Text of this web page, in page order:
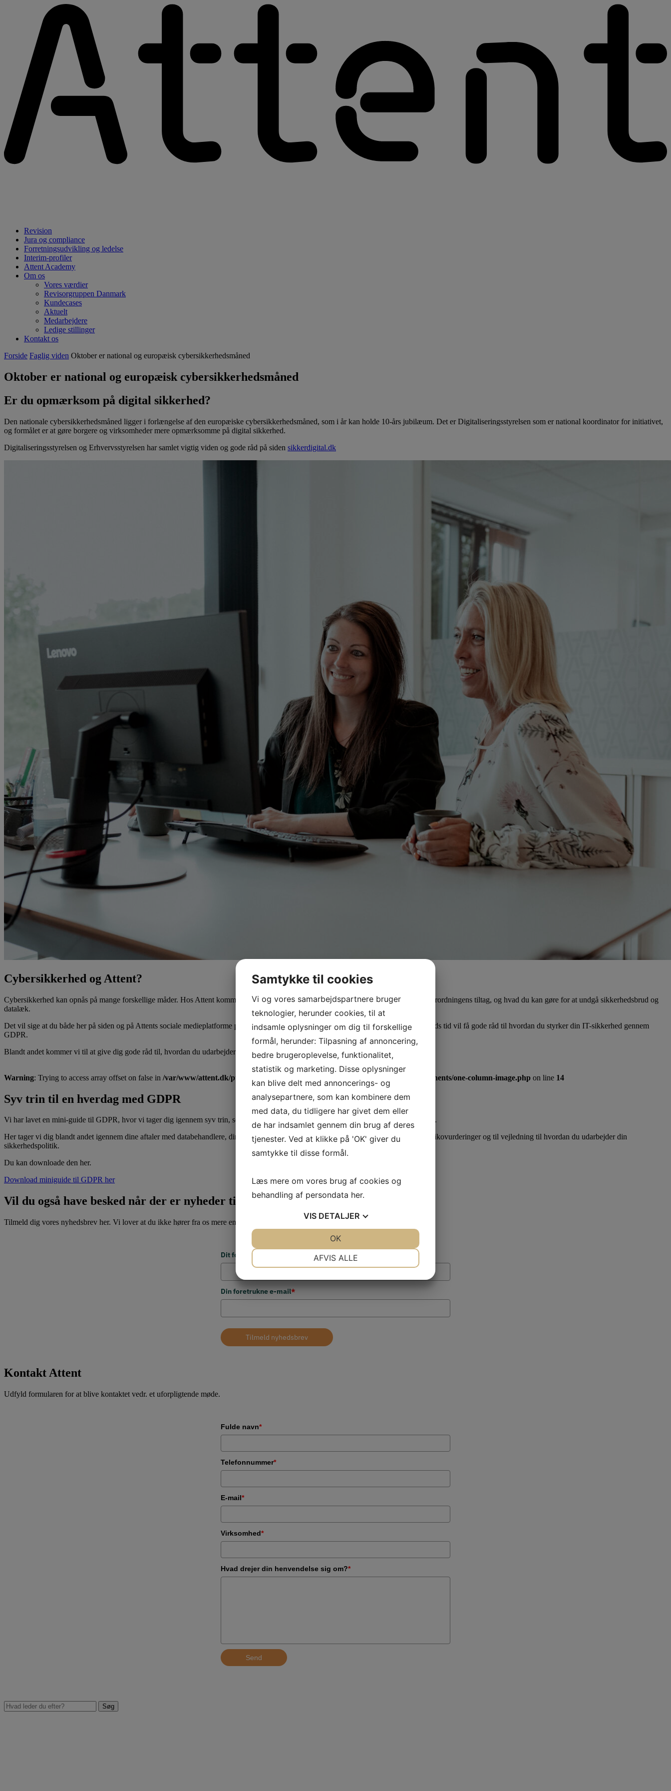
Revision
Jura og compliance
Forretningsudvikling og ledelse
Interim-profiler
Attent Academy
Om os
Vores værdier
Revisorgruppen Danmark
Kundecases
Aktuelt
Medarbejdere
Ledige stillinger
Kontakt os
Forside Faglig viden Oktober er national og europæisk cybersikkerhedsmåned
Oktober er national og europæisk cybersikkerhedsmåned
Er du opmærksom på digital sikkerhed?
Den nationale cybersikkerhedsmåned ligger i forlængelse af den europæiske cybersikkerhedsmåned, som i år kan holde 10-års jubilæum. Det er Digitaliseringsstyrelsen som er national koordinator for initiativet,
og formålet er at gøre borgere og virksomheder mere opmærksomme på digital sikkerhed.
Digitaliseringsstyrelsen og Erhvervsstyrelsen har samlet vigtig viden og gode råd på siden sikkerdigital.dk
Cybersikkerhed og Attent?
Cybersikkerhed kan opnås på mange forskellige måder. Hos Attent kommer vi til at have fokus på digital sikkerhed gennem persondataforordningens tiltag, og hvad du kan gøre for at undgå sikkerhedsbrud og
datalæk.
Det vil sige at du både her på siden og på Attents sociale medieplatforme på LinkedIn, Facebook og Instagram, i løbet af den næste måneds tid vil få gode råd til hvordan du styrker din IT-sikkerhed gennem
GDPR.
Blandt andet kommer vi til at give dig gode råd til, hvordan du udarbejder din sikkerhedspolitik, hvis ikke du har gjort det endnu.
Warning: Trying to access array offset on false in /var/www/attent.dk/public_html/wp-content/themes/attent/template-parts/components/one-column-image.php on line 14
Syv trin til en hverdag med GDPR
Vi har lavet en mini-guide til GDPR, hvor vi tager dig igennem syv trin, som gerne skulle få dig tættere på en sikker hverdag med GDPR.
Her tager vi dig blandt andet igennem dine aftaler med databehandlere, din artikel 30-fortegnelser og giver dig redskaber til at foretage risikovurderinger og til vejledning til hvordan du udarbejder din
sikkerhedspolitik.
Du kan downloade den her.
Download miniguide til GDPR her
Vil du også have besked når der er nyheder til din virksomhed?
Tilmeld dig vores nyhedsbrev her. Vi lover at du ikke hører fra os mere end hver 14. dag.
Dit fornavn
Din foretrukne e-mail*
Tilmeld nyhedsbrev
Kontakt Attent
Udfyld formularen for at blive kontaktet vedr. et uforpligtende møde.
Fulde navn*
Telefonnummer*
E-mail*
Virksomhed*
Hvad drejer din henvendelse sig om?*
Send
Samtykke til cookies
Vi og vores samarbejdspartnere bruger
teknologier, herunder cookies, til at
indsamle oplysninger om dig til forskellige
formål, herunder: Tilpasning af annoncering,
bedre brugeroplevelse, funktionalitet,
statistik og marketing. Disse oplysninger
kan blive delt med annoncerings- og
analysepartnere, som kan kombinere dem
med data, du tidligere har givet dem eller
de har indsamlet gennem din brug af deres
tjenester. Ved at klikke på 'OK' giver du
samtykke til disse formål.
Læs mere om vores brug af cookies og
behandling af persondata her.
VIS DETALJER
MARKETING
AFVIS ALLE
OK